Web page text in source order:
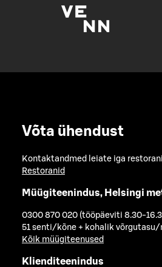
Võta ühendust
Kontaktandmed leiate iga
Restoranid
Müügiteenindus, Helsingi
0300 870 020 (tööpäeviti 8.30-
51 senti/kõne + kohalik
Kõik müügiteenused
Klienditeenindus